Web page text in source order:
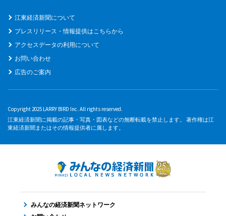
江東経済新聞について
プレスリリース・情報提供はこちらから
アクセスデータの利用について
お問い合わせ
広告のご案内
Copyright 2025 LARRY BIRD Inc. All rights reserved.
江東経済新聞に掲載の記事・写真・図表などの無断転載を禁止します。 著作権は江
東経済新聞またはその情報提供者に属します。
みんなの経済新聞ネットワーク